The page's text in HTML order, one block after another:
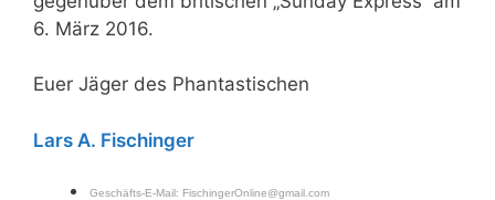
6. März 2016.
Euer Jäger des Phantastischen
Lars A. Fischinger
Geschäfts-E-Mail: FischingerOnline@gmail.com